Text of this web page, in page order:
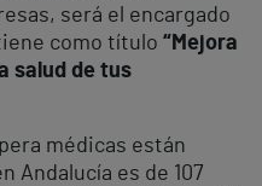
será el encargado
como título “Mejora
salud de tus
médicas están
Andalucía es de 107